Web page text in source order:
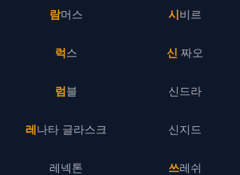
람머스
럭스
럼블
레나타 글라스크
레넥톤
시비르
신 짜오
신드라
신지드
쓰레쉬